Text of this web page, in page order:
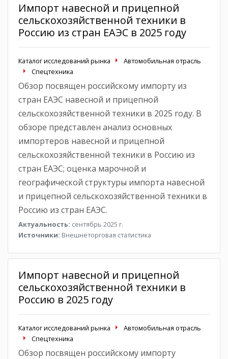
Импорт навесной и прицепной
сельскохозяйственной техники в
Россию из стран ЕАЭС в 2025 году
Каталог исследований рынка
Автомобильная отрасль
Спецтехника
Обзор посвящен российскому импорту из
стран ЕАЭС навесной и прицепной
сельскохозяйственной техники в 2025 году. В
обзоре представлен анализ основных
импортеров навесной и прицепной
сельскохозяйственной техники в Россию из
стран ЕАЭС; оценка марочной и
географической структуры импорта навесной
и прицепной сельскохозяйственной техники в
Россию из стран ЕАЭС.
Актуальность: сентябрь 2025 г.
Источники: Внешнеторговая статистика
Импорт навесной и прицепной
сельскохозяйственной техники в
Россию в 2025 году
Каталог исследований рынка
Автомобильная отрасль
Спецтехника
Обзор посвящен российскому импорту